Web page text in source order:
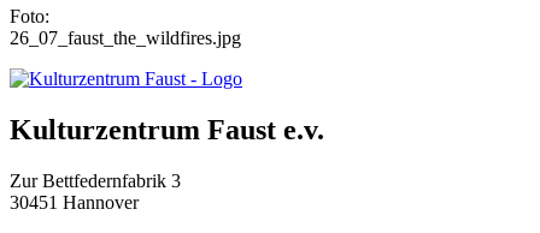
Foto:
26_07_faust_the_wildfires.jpg
Kulturzentrum Faust e.v.
Zur Bettfedernfabrik 3
30451 Hannover